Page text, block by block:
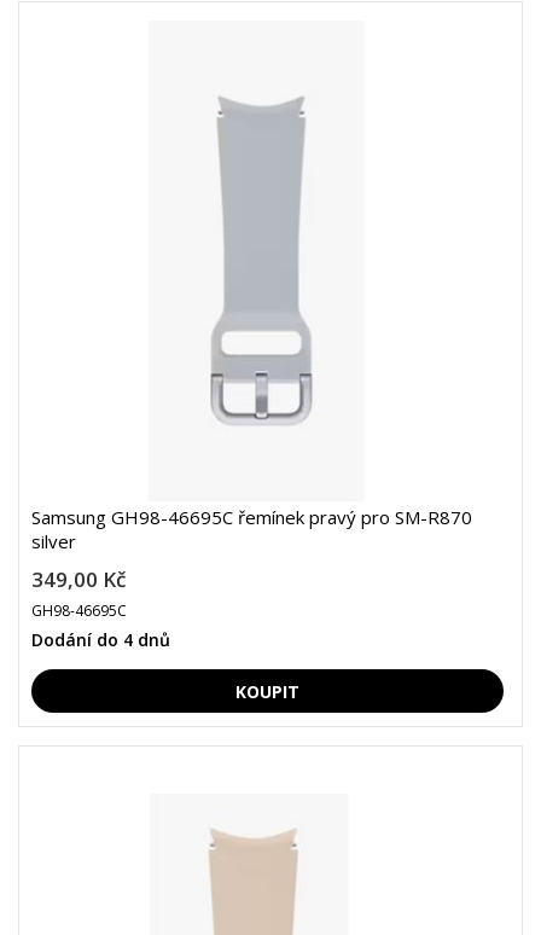
Samsung GH98-46695C řemínek pravý pro SM-R870
silver
349,00 Kč
GH98-46695C
Dodání do 4 dnů